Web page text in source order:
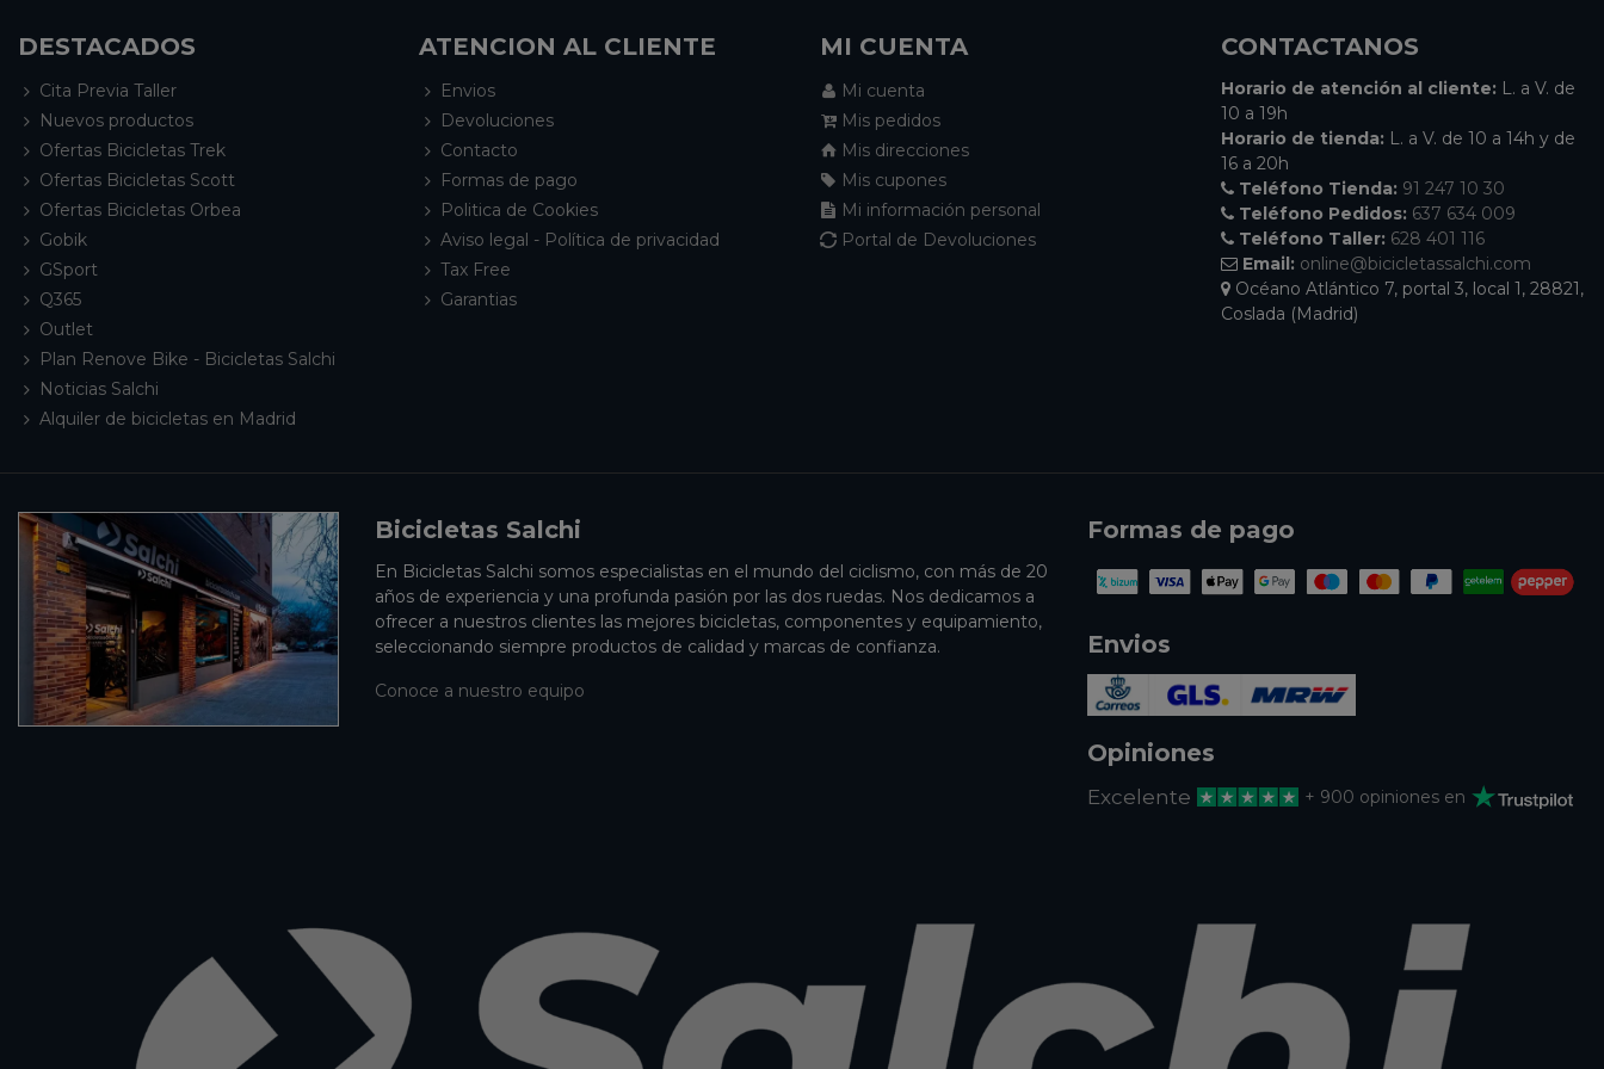
DESTACADOS
Cita Previa Taller
Nuevos productos
Ofertas Bicicletas Trek
Ofertas Bicicletas Scott
Ofertas Bicicletas Orbea
Gobik
GSport
Q365
Outlet
Plan Renove Bike - Bicicletas Salchi
Noticias Salchi
Alquiler de bicicletas en Madrid
ATENCION AL CLIENTE
Envios
Devoluciones
Contacto
Formas de pago
Politica de Cookies
Aviso legal - Política de privacidad
Tax Free
Garantias
MI CUENTA
Mi cuenta
Mis pedidos
Mis direcciones
Mis cupones
Mi información personal
Portal de Devoluciones
CONTACTANOS
Horario de atención al cliente: L. a V. de
10 a 19h
Horario de tienda: L. a V. de 10 a 14h y de
16 a 20h
Teléfono Tienda: 91 247 10 30
Teléfono Pedidos: 637 634 009
Teléfono Taller: 628 401 116
Email: online@bicicletassalchi.com
Océano Atlántico 7, portal 3, local 1, 28821,
Coslada (Madrid)
Bicicletas Salchi
En Bicicletas Salchi somos especialistas en el mundo del ciclismo, con más de 20
años de experiencia y una profunda pasión por las dos ruedas. Nos dedicamos a
ofrecer a nuestros clientes las mejores bicicletas, componentes y equipamiento,
seleccionando siempre productos de calidad y marcas de confianza.
Conoce a nuestro equipo
Formas de pago
Envios
Opiniones
Excelente + 900 opiniones en